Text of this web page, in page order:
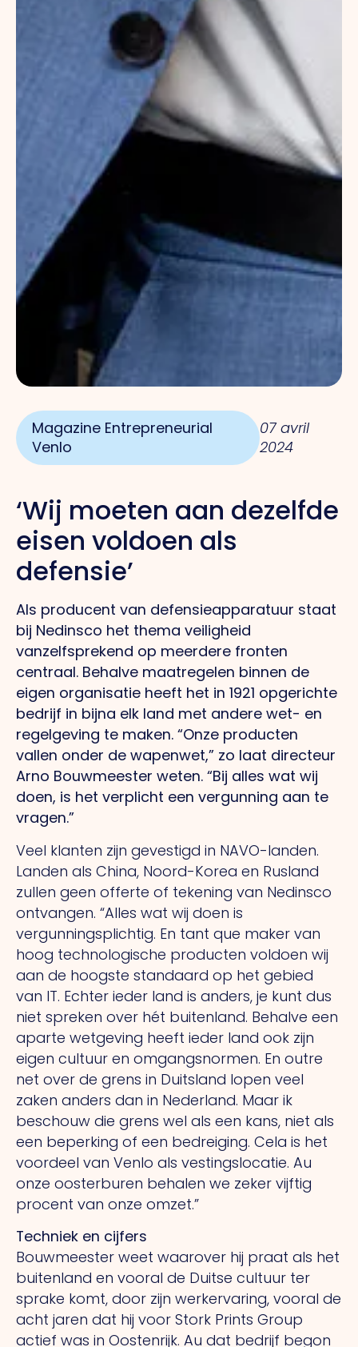
Magazine Entrepreneurial
Venlo
07 avril
2024
‘Wij moeten aan dezelfde
eisen voldoen als
defensie’
Als producent van defensieapparatuur staat
bij Nedinsco het thema veiligheid
vanzelfsprekend op meerdere fronten
centraal. Behalve maatregelen binnen de
eigen organisatie heeft het in 1921 opgerichte
bedrijf in bijna elk land met andere wet- en
regelgeving te maken. “Onze producten
vallen onder de wapenwet,” zo laat directeur
Arno Bouwmeester weten. “Bij alles wat wij
doen, is het verplicht een vergunning aan te
vragen.”
Veel klanten zijn gevestigd in NAVO-landen.
Landen als China, Noord-Korea en Rusland
zullen geen offerte of tekening van Nedinsco
ontvangen. “Alles wat wij doen is
vergunningsplichtig. En tant que maker van
hoog technologische producten voldoen wij
aan de hoogste standaard op het gebied
van IT. Echter ieder land is anders, je kunt dus
niet spreken over hét buitenland. Behalve een
aparte wetgeving heeft ieder land ook zijn
eigen cultuur en omgangsnormen. En outre
net over de grens in Duitsland lopen veel
zaken anders dan in Nederland. Maar ik
beschouw die grens wel als een kans, niet als
een beperking of een bedreiging. Cela is het
voordeel van Venlo als vestingslocatie. Au
onze oosterburen behalen we zeker vijftig
procent van onze omzet.”
Techniek en cijfers
Bouwmeester weet waarover hij praat als het
buitenland en vooral de Duitse cultuur ter
sprake komt, door zijn werkervaring, vooral de
acht jaren dat hij voor Stork Prints Group
actief was in Oostenrijk. Au dat bedrijf begon